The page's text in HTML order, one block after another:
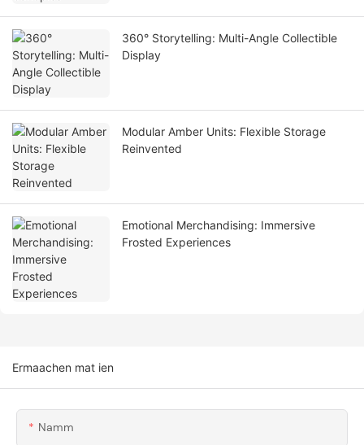
360° Storytelling: Multi-Angle Collectible
Display
Modular Amber Units: Flexible Storage
Reinvented
Emotional Merchandising: Immersive
Frosted Experiences
Ermaachen mat ien
Namm